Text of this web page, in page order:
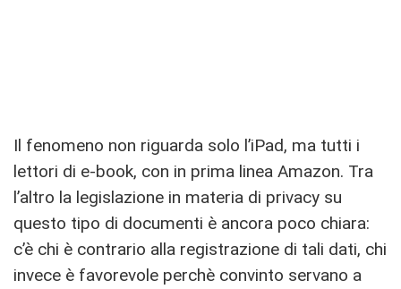
Il fenomeno non riguarda solo l’iPad, ma tutti i
lettori di e-book, con in prima linea Amazon. Tra
l’altro la legislazione in materia di privacy su
questo tipo di documenti è ancora poco chiara:
c’è chi è contrario alla registrazione di tali dati, chi
invece è favorevole perchè convinto servano a